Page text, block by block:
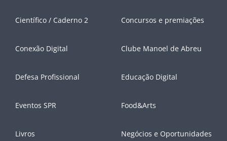
Científico / Caderno 2 Concursos e premiações
Conexão Digital Clube Manoel de Abreu
Defesa Profissional Educação Digital
Eventos SPR Food&Arts
Livros Negócios e Oportunidades